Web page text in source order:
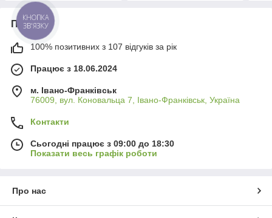
Про нас
100% позитивних з 107 відгуків за рік
Працює з 18.06.2024
м. Івано-Франківськ
76009, вул. Коновальца 7, Івано-Франківськ, Україна
Контакти
Сьогодні працює з 09:00 до 18:30
Показати весь графік роботи
Про нас
КНОПКА
ЗВ'ЯЗКУ